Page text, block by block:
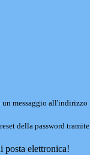
un messaggio
della password
posta elettronica!